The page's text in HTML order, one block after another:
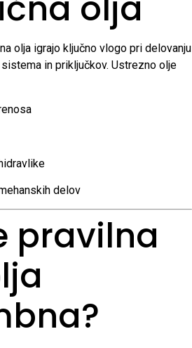
olja igrajo ključno vlogo pri delovanju
in priključkov. Ustrezno olje
delov
pravilna